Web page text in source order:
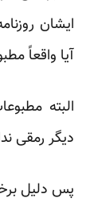
ایشان
آیا واقعاً
البته
دیگر رمقی
پس دلیل